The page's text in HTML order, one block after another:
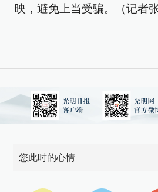
映，避免上当受骗。（记者张
您此时的心情